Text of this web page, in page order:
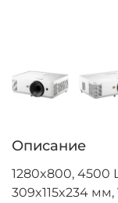
Описание
1280x800, 4500
309x115x234 мм,